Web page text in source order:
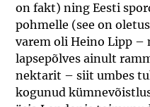
on fakt) ning Eesti
pohmelle (see on
varem oli Heino Lipp –
lapsepõlves ainult
nektarit – siit umbes
kogunud